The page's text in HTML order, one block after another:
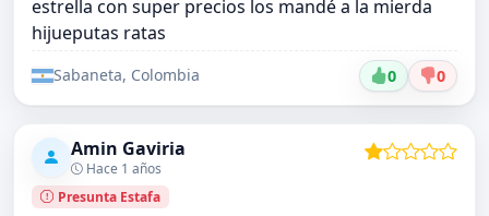
estrella con super precios los mandé a la mierda
hijueputas ratas
Sabaneta, Colombia 0 0
Amin Gaviria
Hace 1 años
Presunta Estafa